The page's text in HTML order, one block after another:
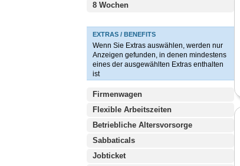
8 Wochen
EXTRAS / BENEFITS
Wenn Sie Extras auswählen, werden nur
Anzeigen gefunden, in denen mindestens
eines der ausgewählten Extras enthalten
ist
Firmenwagen
Flexible Arbeitszeiten
Betriebliche Altersvorsorge
Sabbaticals
Jobticket